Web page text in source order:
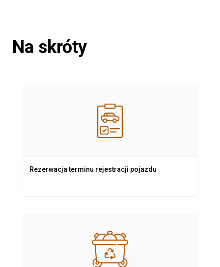
Na skróty
Rezerwacja terminu rejestracji pojazdu